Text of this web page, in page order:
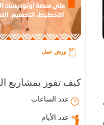
ورش عمل
كيف تفوز بمشاريع
منصة أوتوديسك
عدد الساعات
عدد الأيام